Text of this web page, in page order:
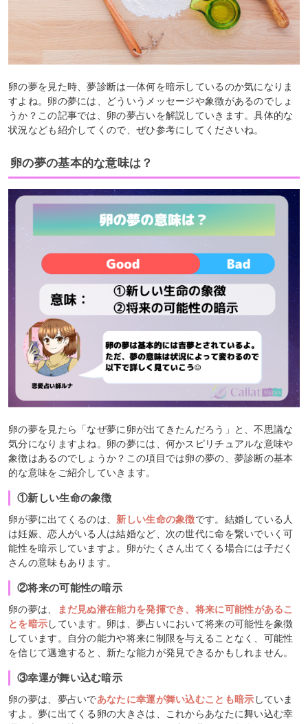
卵の夢を見た時、夢診断は一体何を暗示しているのか気になりま
すよね。卵の夢には、どういうメッセージや象徴があるのでしょ
うか？この記事では、卵の夢占いを解説していきます。具体的な
状況なども紹介してくので、ぜひ参考にしてくださいね。
卵の夢の基本的な意味は？
卵の夢を見たら「なぜ夢に卵が出てきたんだろう」と、不思議な
気分になりますよね。卵の夢には、何かスピリチュアルな意味や
象徴はあるのでしょうか？この項目では卵の夢の、夢診断の基本
的な意味をご紹介していきます。
①新しい生命の象徴
卵が夢に出てくるのは、 新しい生命の象徴です。結婚している人
は妊娠、恋人がいる人は結婚など、次の世代に命を繋いでいく可
能性を暗示していますよ。卵がたくさん出てくる場合には子だく
さんの意味もあります。
②将来の可能性の暗示
卵の夢は、
まだ見ぬ潜在能力を発揮でき、将来に可能性があるこ
とを暗示しています。卵は、夢占いにおいて将来の可能性を象徴
しています。自分の能力や将来に制限を与えることなく、可能性
を信じて邁進すると、新たな能力が発見できるかもしれません。
③幸運が舞い込む暗示
卵の夢は、夢占いであなたに幸運が舞い込むことも暗示 していま
すよ。夢に出てくる卵の大きさは、これからあなたに舞い込む幸